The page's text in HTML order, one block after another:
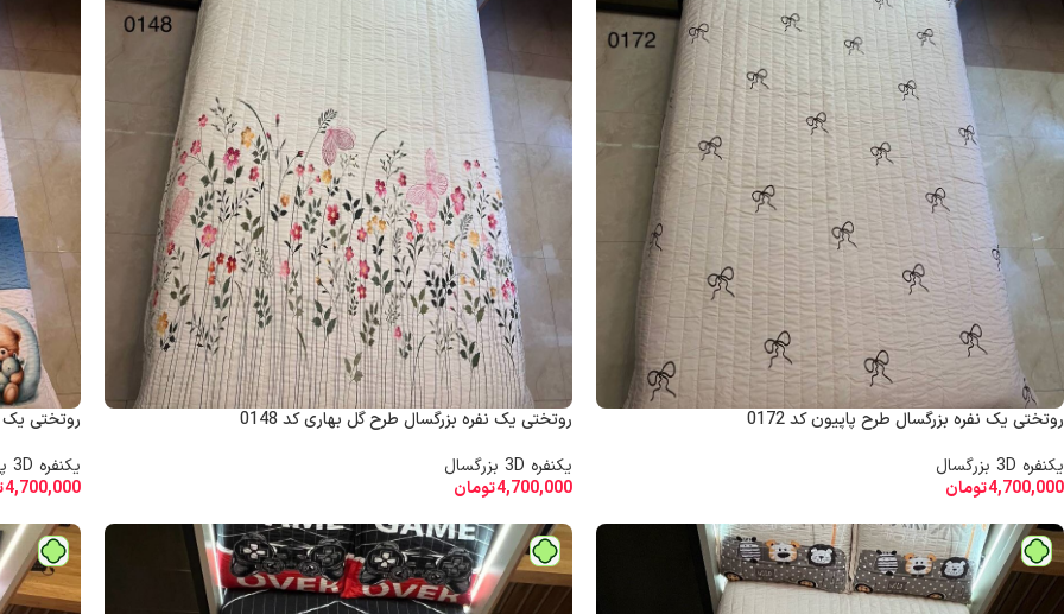
روتختی یک نفره بزرگسال طرح پاپیون کد 0172
یکنفره 3D بزرگسال
4,700,000تومان
روتختی یک نفره بزرگسال طرح گل بهاری کد 0148
یکنفره 3D بزرگسال
4,700,000تومان
روتختی یک
یکنفره 3D پسرانه
4,700,000